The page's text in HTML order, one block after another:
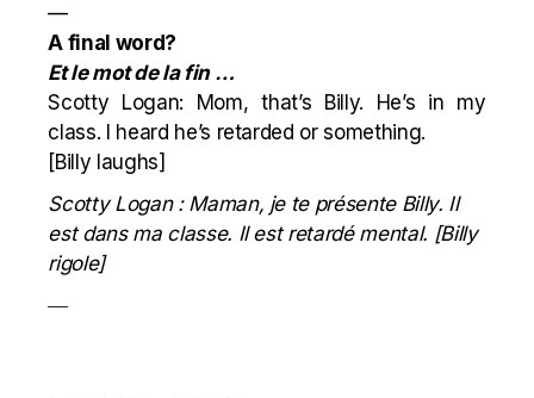
—
A final word?
Et le mot de la fin …
Scotty Logan: Mom, that’s Billy. He’s in my
class. I heard he’s retarded or something.
[Billy laughs]
Scotty Logan: Maman, je te présente Billy. Il
est dans ma classe. Il est retardé mental. [Billy
rigole]
—